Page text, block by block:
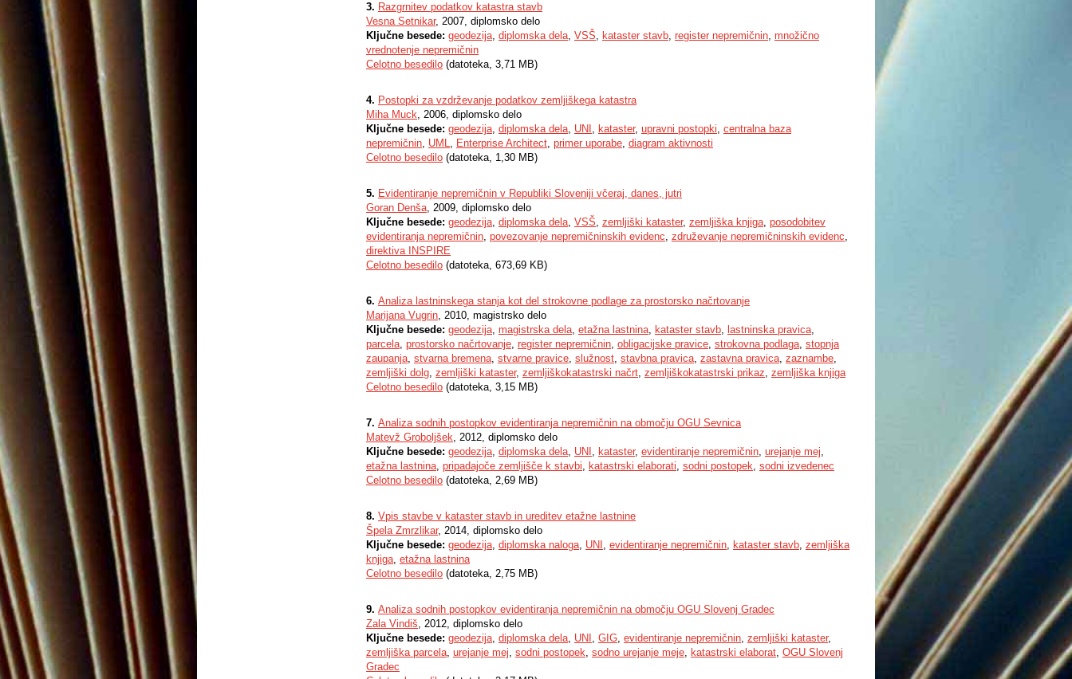
3. Razgrnitev podatkov katastra stavb
Vesna Setnikar, 2007, diplomsko delo
Ključne besede: geodezija, diplomska dela, VSŠ, kataster stavb, register nepremičnin, množično
vrednotenje nepremičnin
Celotno besedilo (datoteka, 3,71 MB)
4. Postopki za vzdrževanje podatkov zemljiškega katastra
Miha Muck, 2006, diplomsko delo
Ključne besede: geodezija, diplomska dela, UNI , kataster, upravni postopki, centralna baza
nepremičnin, UML, Enterprise Architect, primer uporabe, diagram aktivnosti
Celotno besedilo (datoteka, 1,30 MB)
5. Evidentiranje nepremičnin v Republiki Sloveniji včeraj, danes, jutri
Goran Denša, 2009, diplomsko delo
Ključne besede: geodezija, diplomska dela, VSŠ, zemljiški kataster, zemljiška knjiga, posodobitev
evidentiranja nepremičnin, povezovanje nepremičninskih evidenc, združevanje nepremičninskih evidenc,
direktiva INSPIRE
Celotno besedilo (datoteka, 673,69 KB)
6. Analiza lastninskega stanja kot del strokovne podlage za prostorsko načrtovanje
Marijana Vugrin, 2010, magistrsko delo
Ključne besede: geodezija, magistrska dela, etažna lastnina, kataster stavb, lastninska pravica,
parcela, prostorsko načrtovanje, register nepremičnin, obligacijske pravice, strokovna podlaga, stopnja
zaupanja, stvarna bremena, stvarne pravice, služnost, stavbna pravica, zastavna pravica, zaznambe,
zemljiški dolg, zemljiški kataster, zemljiškokatastrski načrt, zemljiškokatastrski prikaz, zemljiška knjiga
Celotno besedilo (datoteka, 3,15 MB)
7. Analiza sodnih postopkov evidentiranja nepremičnin na območju OGU Sevnica
Matevž Groboljšek, 2012, diplomsko delo
Ključne besede: geodezija, diplomska dela, UNI , kataster, evidentiranje nepremičnin, urejanje mej,
etažna lastnina, pripadajoče zemljišče k stavbi, katastrski elaborati, sodni postopek, sodni izvedenec
Celotno besedilo (datoteka, 2,69 MB)
8. Vpis stavbe v kataster stavb in ureditev etažne lastnine
Špela Zmrzlikar, 2014, diplomsko delo
Ključne besede: geodezija, diplomska naloga, UNI , evidentiranje nepremičnin, kataster stavb, zemljiška
knjiga, etažna lastnina
Celotno besedilo (datoteka, 2,75 MB)
9. Analiza sodnih postopkov evidentiranja nepremičnin na območju OGU Slovenj Gradec
Zala Vindiš, 2012, diplomsko delo
Ključne besede: geodezija, diplomska dela, UNI , GIG, evidentiranje nepremičnin, zemljiški kataster,
zemljiška parcela, urejanje mej, sodni postopek, sodno urejanje meje, katastrski elaborat, OGU Slovenj
Gradec